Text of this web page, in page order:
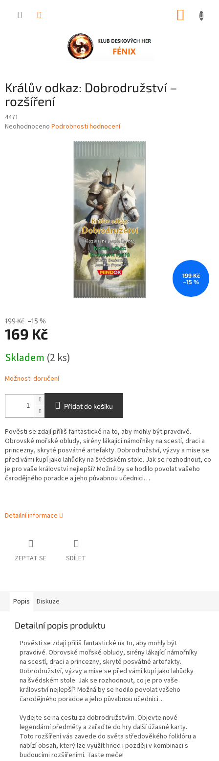
Králův odkaz: Dobrodružství –
rozšíření
4471
Průměrné
Neohodnoceno Podrobnosti hodnocení
199 Kč
–15 %
199 Kč –15 %
169 Kč
cena:
Skladem (2 ks)
Možnosti doručení
Přidat do košíku
Pověsti se zdají příliš fantastické na to, aby mohly být pravdivé.
Obrovské mořské obludy, sirény lákající námořníky na scestí, draci a
princezny, skryté posvátné artefakty. Dobrodružství, výzvy a mise se
před vámi kupí jako lahůdky na švédském stole. Jak se rozhodnout, co
je pro vaše království nejlepší? Možná by se hodilo povolat vašeho
čarodějného poradce a jeho půvabnou učednici…
Detailní informace
ZEPTAT SE SDÍLET
Popis Diskuze
Detailní popis produktu
Pověsti se zdají příliš fantastické na to, aby mohly být
pravdivé. Obrovské mořské obludy, sirény lákající námořníky
na scestí, draci a princezny, skryté posvátné artefakty.
Dobrodružství, výzvy a mise se před vámi kupí jako lahůdky
na švédském stole. Jak se rozhodnout, co je pro vaše
království nejlepší? Možná by se hodilo povolat vašeho
čarodějného poradce a jeho půvabnou učednici…
Vydejte se na cestu za dobrodružstvím. Objevte nové
legendární předměty a zařaďte do hry další úžasné karty.
Toto rozšíření vás zavede do světa středověkého folklóru a
nabízí obsah, který lze využít hned i později v kombinaci s
budoucími rozšířeními. Taste meče!